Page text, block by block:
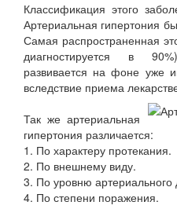
Классификация этого
Артериальная гипертония
Самая распространенная
диагностируется в
развивается на фоне уже
вследствие приема
Так же артериальная
гипертония различается:
1. По характеру протекания.
2. По внешнему виду.
3. По уровню артериального
4. По степени поражения.